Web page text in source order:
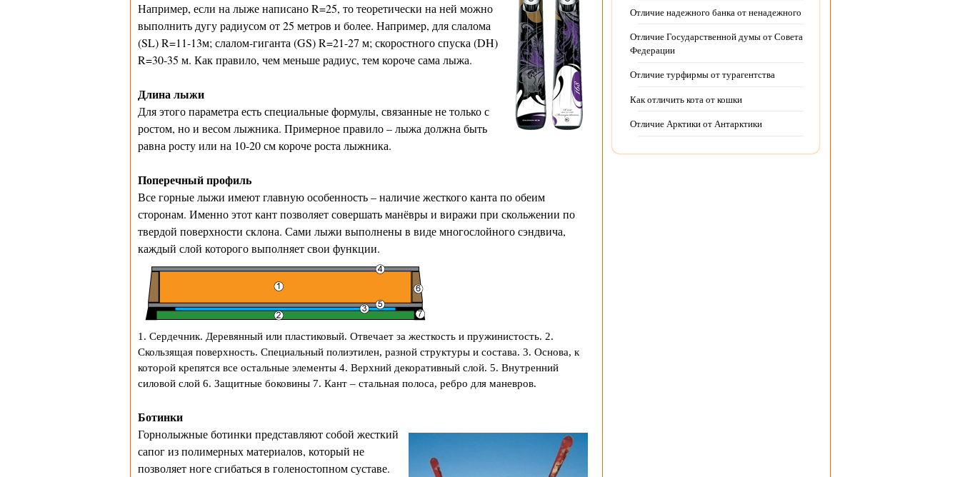
Например, если на лыже написано R=25, то теоретически на ней можно
выполнить дугу радиусом от 25 метров и более. Например, для слалома
(SL) R=11-13м; слалом-гиганта (GS) R=21-27 м; скоростного спуска (DH)
R=30-35 м. Как правило, чем меньше радиус, тем короче сама лыжа.
Длина лыжи
Для этого параметра есть специальные формулы, связанные не только с
ростом, но и весом лыжника. Примерное правило – лыжа должна быть
равна росту или на 10-20 см короче роста лыжника.
Поперечный профиль
Все горные лыжи имеют главную особенность – наличие жесткого канта по обеим
сторонам. Именно этот кант позволяет совершать манёвры и виражи при скольжении по
твердой поверхности склона. Сами лыжи выполнены в виде многослойного сэндвича,
каждый слой которого выполняет свои функции.
1. Сердечник. Деревянный или пластиковый. Отвечает за жесткость и пружинистость. 2.
Скользящая поверхность. Специальный полиэтилен, разной структуры и состава. 3. Основа, к
которой крепятся все остальные элементы 4. Верхний декоративный слой. 5. Внутренний
силовой слой 6. Защитные боковины 7. Кант – стальная полоса, ребро для маневров.
Ботинки
Горнолыжные ботинки представляют собой жесткий
сапог из полимерных материалов, который не
позволяет ноге сгибаться в голеностопном суставе.
Отличие надежного банка от ненадежного
Отличие Государственной думы от Совета
Федерации
Отличие турфирмы от турагентства
Как отличить кота от кошки
Отличие Арктики от Антарктики